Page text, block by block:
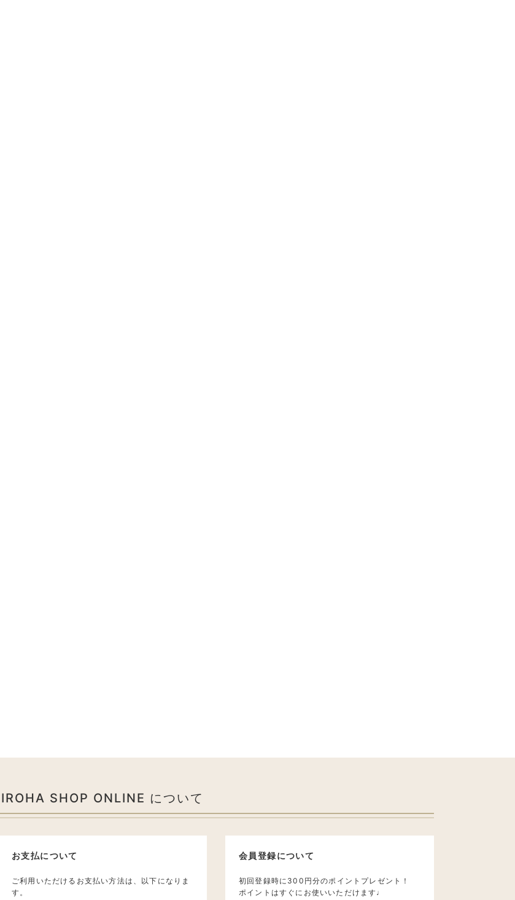
IROHA SHOP ONLINE について
お支払について
ご利用いただけるお支払い方法は、以下になりま
す。
会員登録について
初回登録時に300円分のポイントプレゼント！
ポイントはすぐにお使いいただけます♩